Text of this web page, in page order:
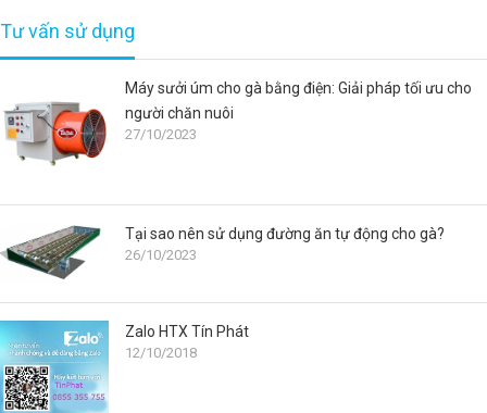
Tư vấn sử dụng
Máy sưởi úm cho gà bằng điện: Giải pháp tối ưu cho
người chăn nuôi
27/10/2023
Tại sao nên sử dụng đường ăn tự động cho gà?
26/10/2023
Zalo HTX Tín Phát
12/10/2018